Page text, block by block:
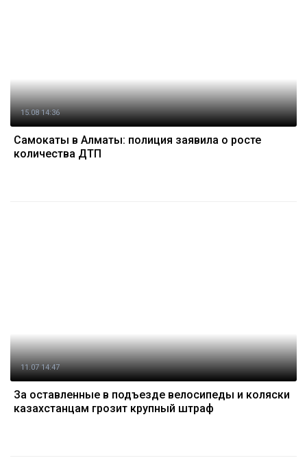
15.08 14:36
Самокаты в Алматы: полиция заявила о росте
количества ДТП
11.07 14:47
За оставленные в подъезде велосипеды и коляски
казахстанцам грозит крупный штраф